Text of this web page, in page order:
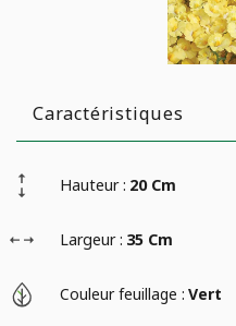
Caractéristiques
Hauteur : 20 Cm
Largeur : 35 Cm
Couleur feuillage : Vert